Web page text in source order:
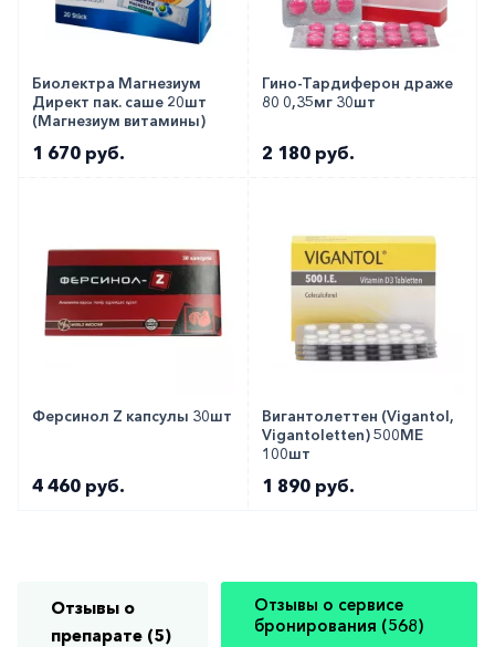
Биолектра Магнезиум
Директ пак. саше 20шт
(Магнезиум витамины)
1 670 руб.
Гино-Тардиферон драже
80 0,35мг 30шт
2 180 руб.
Ферсинол Z капсулы 30шт
4 460 руб.
Вигантолеттен (Vigantol,
Vigantoletten) 500МЕ
100шт
1 890 руб.
Отзывы о
препарате (5)
Отзывы о сервисе
бронирования (568)